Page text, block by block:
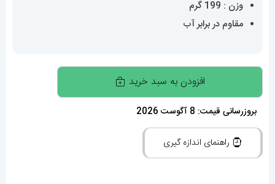
وزن : 199 گرم
مقاوم در برابر آب
ساعت
تگ
هویر
مردانه
افزودن به سبد خرید
بروزرسانی قیمت: 8 آگوست 2026
راهنمای اندازه گیری